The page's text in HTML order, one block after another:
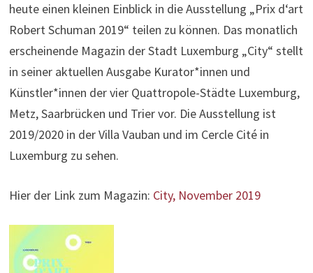
heute einen kleinen Einblick in die Ausstellung „Prix d‘art
Robert Schuman 2019“ teilen zu können. Das monatlich
erscheinende Magazin der Stadt Luxemburg „City“ stellt
in seiner aktuellen Ausgabe Kurator*innen und
Künstler*innen der vier Quattropole-Städte Luxemburg,
Metz, Saarbrücken und Trier vor. Die Ausstellung ist
2019/2020 in der Villa Vauban und im Cercle Cité in
Luxemburg zu sehen.
Hier der Link zum Magazin: City, November 2019